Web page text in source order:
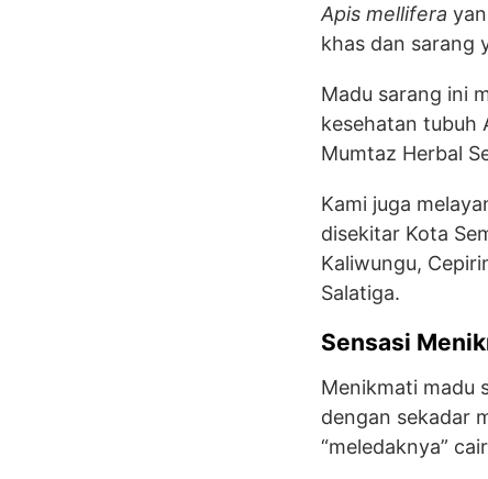
Apis mellifera
khas dan sarang
Madu sarang ini
kesehatan tubuh
Mumtaz Herbal
Kami juga
disekitar Kota
Kaliwungu,
Salatiga.
Sensasi
Menikmati madu
dengan sekadar
“meledaknya”